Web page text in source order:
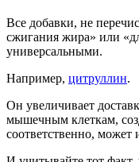
Все добавки, не
сжигания жира» или
универсальными.
Например, цитруллин.
Он увеличивает
мышечным клеткам,
соответственно, может